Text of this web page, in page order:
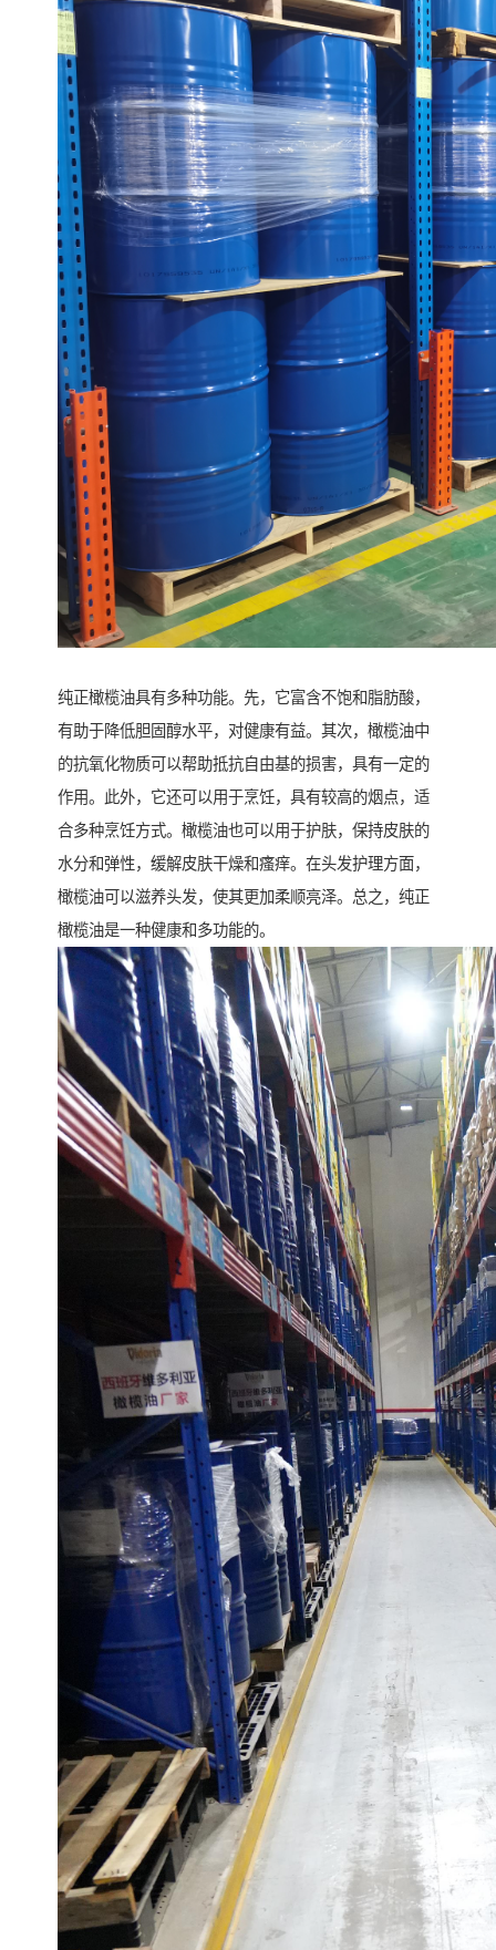
纯正橄榄油具有多种功能。先，它富含不饱和脂肪酸，
有助于降低胆固醇水平，对健康有益。其次，橄榄油中
的抗氧化物质可以帮助抵抗自由基的损害，具有一定的
作用。此外，它还可以用于烹饪，具有较高的烟点，适
合多种烹饪方式。橄榄油也可以用于护肤，保持皮肤的
水分和弹性，缓解皮肤干燥和瘙痒。在头发护理方面，
橄榄油可以滋养头发，使其更加柔顺亮泽。总之，纯正
橄榄油是一种健康和多功能的。